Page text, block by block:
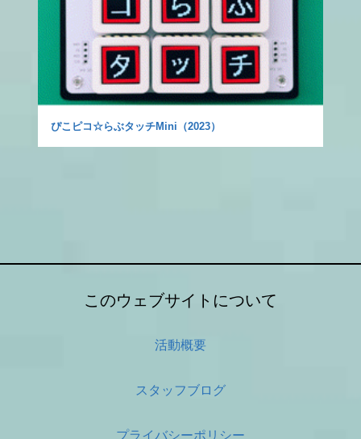
ぴこピコ☆らぶタッチMini（2023）
このウェブサイトについて
活動概要
スタッフブログ
プライバシーポリシー